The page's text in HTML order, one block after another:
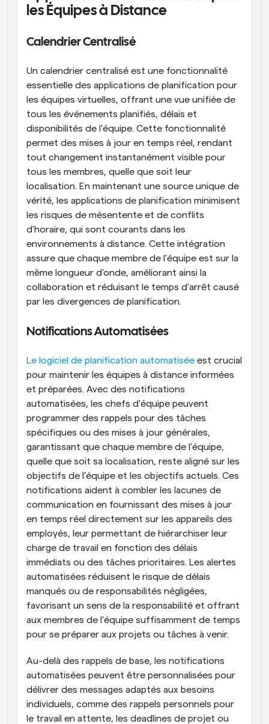
les Équipes à Distance
Calendrier Centralisé
Un calendrier centralisé est une fonctionnalité
essentielle des applications de planification pour
les équipes virtuelles, offrant une vue unifiée de
tous les événements planifiés, délais et
disponibilités de l'équipe. Cette fonctionnalité
permet des mises à jour en temps réel, rendant
tout changement instantanément visible pour
tous les membres, quelle que soit leur
localisation. En maintenant une source unique de
vérité, les applications de planification minimisent
les risques de mésentente et de conflits
d'horaire, qui sont courants dans les
environnements à distance. Cette intégration
assure que chaque membre de l'équipe est sur la
même longueur d'onde, améliorant ainsi la
collaboration et réduisant le temps d'arrêt causé
par les divergences de planification.
Notifications Automatisées
Le logiciel de planification automatisée est crucial
pour maintenir les équipes à distance informées
et préparées. Avec des notifications
automatisées, les chefs d’équipe peuvent
programmer des rappels pour des tâches
spécifiques ou des mises à jour générales,
garantissant que chaque membre de l’équipe,
quelle que soit sa localisation, reste aligné sur les
objectifs de l’équipe et les objectifs actuels. Ces
notifications aident à combler les lacunes de
communication en fournissant des mises à jour
en temps réel directement sur les appareils des
employés, leur permettant de hiérarchiser leur
charge de travail en fonction des délais
immédiats ou des tâches prioritaires. Les alertes
automatisées réduisent le risque de délais
manqués ou de responsabilités négligées,
favorisant un sens de la responsabilité et offrant
aux membres de l'équipe suffisamment de temps
pour se préparer aux projets ou tâches à venir.
Au-delà des rappels de base, les notifications
automatisées peuvent être personnalisées pour
délivrer des messages adaptés aux besoins
individuels, comme des rappels personnels pour
le travail en attente, les deadlines de projet ou